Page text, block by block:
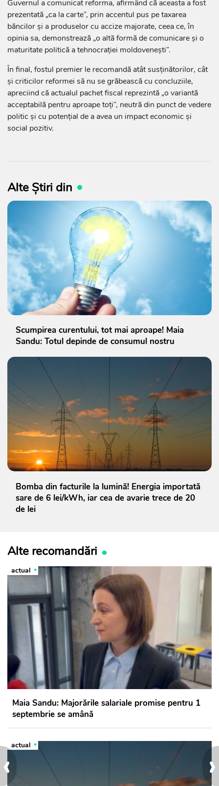
›
‹
Guvernul a comunicat reforma, afirmând că aceasta a fost
prezentată „ca la carte”, prin accentul pus pe taxarea
băncilor și a produselor cu accize majorate, ceea ce, în
opinia sa, demonstrează „o altă formă de comunicare și o
maturitate politică a tehnocrației moldovenești”.
În final, fostul premier le recomandă atât susținătorilor, cât
și criticilor reformei să nu se grăbească cu concluziile,
apreciind că actualul pachet fiscal reprezintă „o variantă
acceptabilă pentru aproape toți”, neutră din punct de vedere
politic și cu potențial de a avea un impact economic și
social pozitiv.
Alte Știri din
Scumpirea curentului, tot mai aproape! Maia
Sandu: Totul depinde de consumul nostru
Bomba din facturile la lumină! Energia importată
sare de 6 lei/kWh, iar cea de avarie trece de 20
de lei
Alte recomandări
actual
Maia Sandu: Majorările salariale promise pentru 1
septembrie se amână
actual